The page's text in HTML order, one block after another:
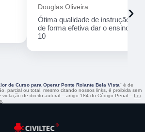
de instrução , professores sabem
dar o ensino com qualidade . Nota
›
de Curso para Operar Ponte Rolante Bela Vista" é de
parcial ou total, mesmo citando nossos links, é proibida sem
violação de direito autoral – artigo 184 do Código Penal – Lei
.